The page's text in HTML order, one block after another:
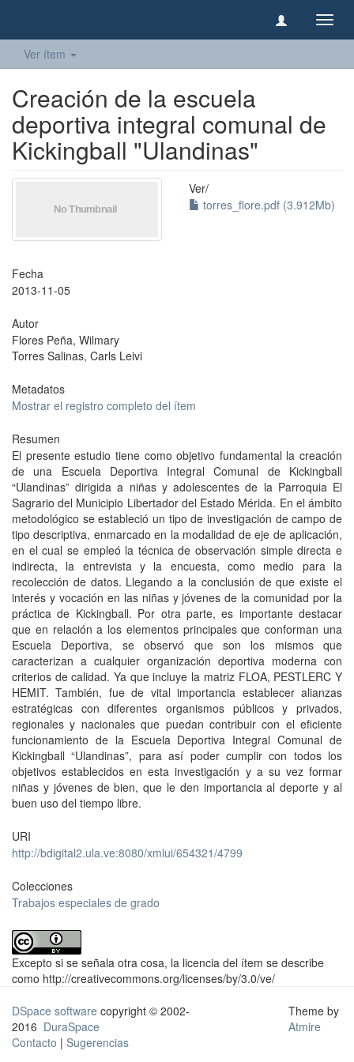
Ver ítem
Creación de la escuela
deportiva integral comunal de
Kickingball "Ulandinas"
Ver/
torres_flore.pdf (3.912Mb)
Fecha
2013-11-05
Autor
Flores Peña, Wilmary
Torres Salinas, Carls Leivi
Metadatos
Mostrar el registro completo del ítem
Resumen
El presente estudio tiene como objetivo fundamental la creación
de una Escuela Deportiva Integral Comunal de Kickingball
“Ulandinas” dirigida a niñas y adolescentes de la Parroquia El
Sagrario del Municipio Libertador del Estado Mérida. En el ámbito
metodológico se estableció un tipo de investigación de campo de
tipo descriptiva, enmarcado en la modalidad de eje de aplicación,
en el cual se empleó la técnica de observación simple directa e
indirecta, la entrevista y la encuesta, como medio para la
recolección de datos. Llegando a la conclusión de que existe el
interés y vocación en las niñas y jóvenes de la comunidad por la
práctica de Kickingball. Por otra parte, es importante destacar
que en relación a los elementos principales que conforman una
Escuela Deportiva, se observó que son los mismos que
caracterizan a cualquier organización deportiva moderna con
criterios de calidad. Ya que incluye la matriz FLOA, PESTLERC Y
HEMIT. También, fue de vital importancia establecer alianzas
estratégicas con diferentes organismos públicos y privados,
regionales y nacionales que puedan contribuir con el eficiente
funcionamiento de la Escuela Deportiva Integral Comunal de
Kickingball “Ulandinas”, para así poder cumplir con todos los
objetivos establecidos en esta investigación y a su vez formar
niñas y jóvenes de bien, que le den importancia al deporte y al
buen uso del tiempo libre.
URI
http://bdigital2.ula.ve:8080/xmlui/654321/4799
Colecciones
Trabajos especiales de grado
Excepto si se señala otra cosa, la licencia del ítem se describe
como http://creativecommons.org/licenses/by/3.0/ve/
DSpace software copyright © 2002-
2016 DuraSpace
Contacto | Sugerencias
Theme by
Atmire